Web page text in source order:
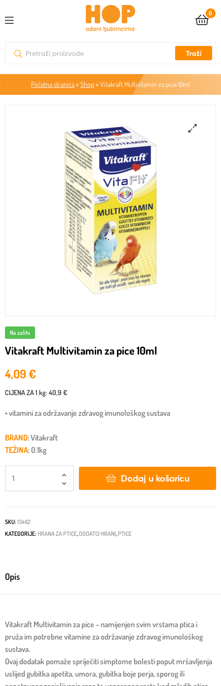
0
Traži
Početna stranica» Shop» Vitakraft Multivitamin za pice 10ml
Na zalihi
Vitakraft Multivitamin za pice 10ml
4,09€
CIJENA ZA1 kg:40,9 €
• vitamini za održavanje zdravog imunološkog sustava
BRAND: Vitakraft
TEŽINA: 0.1kg
Dodaj u košaricu
SKU: 13482
KATEGORIJE: HRANA ZA PTICE, DODATCI HRANI, PTICE
Opis
Vitakraft Multivitamin za pice – namijenjen svim vrstama ptica i
pruža im potrebne vitamine za održavanje zdravog imunološkog
sustava.
Ovaj dodatak pomaže spriječiti simptome bolesti poput mršavljenja
uslijed gubitka apetita, umora, gubitka boje perja, sporog ili